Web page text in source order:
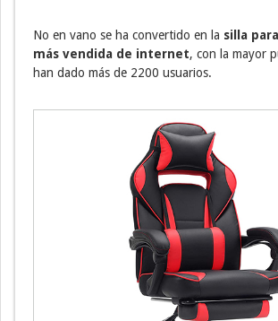
No en vano se ha convertido en la silla
más vendida de internet, con la mayor
han dado más de 2200 usuarios.